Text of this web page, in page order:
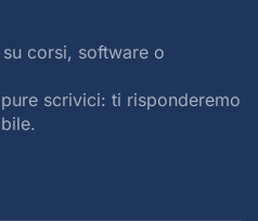
corsi, software o
scrivici: ti risponderemo